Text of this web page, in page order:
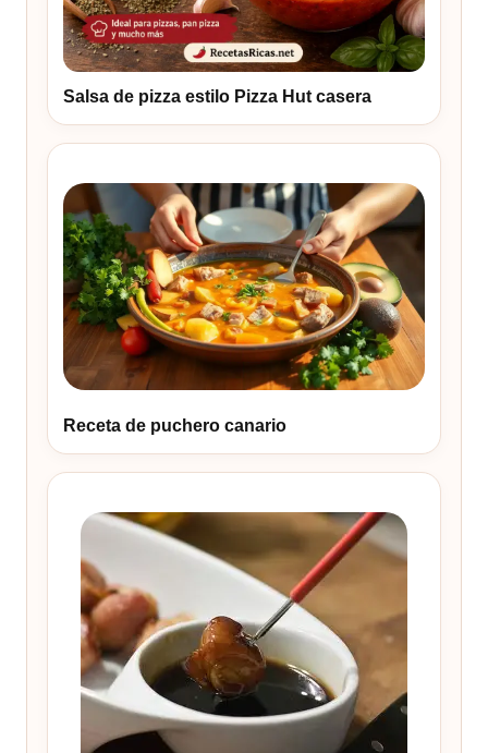
Salsa de pizza estilo Pizza Hut casera
Receta de puchero canario